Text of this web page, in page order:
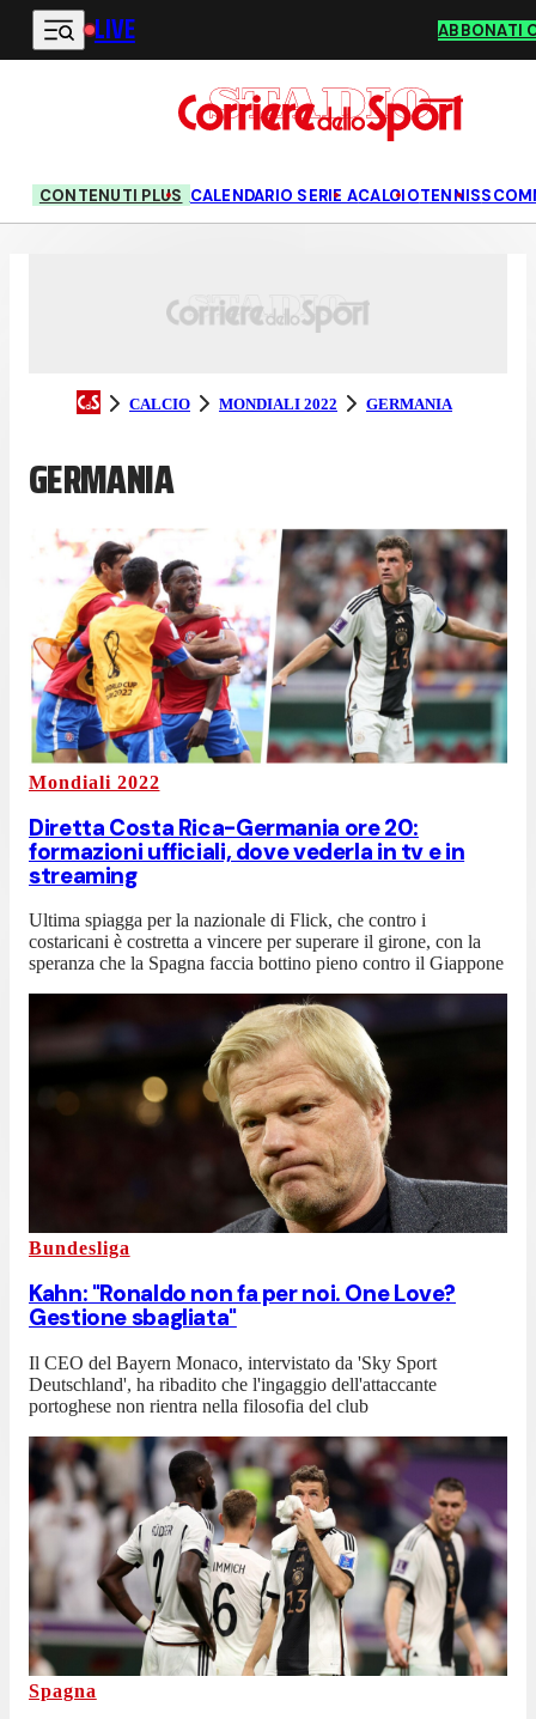
Vai al contenuto principale
LIVE ABBONATI
CONTENUTI PLUS CALENDARIO SERIE ACALCIOTENNIS
CALCIO MONDIALI 2022 GERMANIA
GERMANIA
Mondiali 2022
Diretta Costa Rica-Germania ore 20:
formazioni ufficiali, dove vederla in tv e in
streaming
Ultima spiagga per la nazionale di Flick, che contro i
costaricani è costretta a vincere per superare il girone, con la
speranza che la Spagna faccia bottino pieno contro il Giappone
Bundesliga
Kahn: "Ronaldo non fa per noi. One Love?
Gestione sbagliata"
Il CEO del Bayern Monaco, intervistato da 'Sky Sport
Deutschland', ha ribadito che l'ingaggio dell'attaccante
portoghese non rientra nella filosofia del club
Spagna